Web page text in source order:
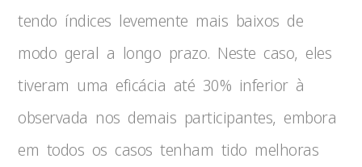
tendo índices levemente mais baixos de
modo geral a longo prazo. Neste caso, eles
tiveram uma eficácia até 30% inferior à
observada nos demais participantes, embora
em todos os casos tenham tido melhoras